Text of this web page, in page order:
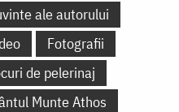
ale autorului
Fotografii
de pelerinaj
Munte Athos